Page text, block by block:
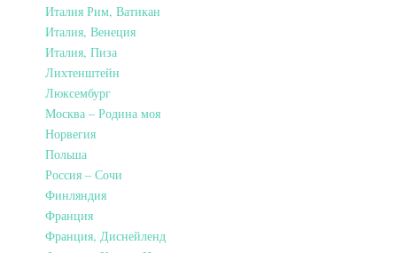
Италия Рим, Ватикан
Италия, Венеция
Италия, Пиза
Лихтенштейн
Люксембург
Москва – Родина моя
Норвегия
Польша
Россия – Сочи
Финляндия
Франция
Франция, Диснейленд